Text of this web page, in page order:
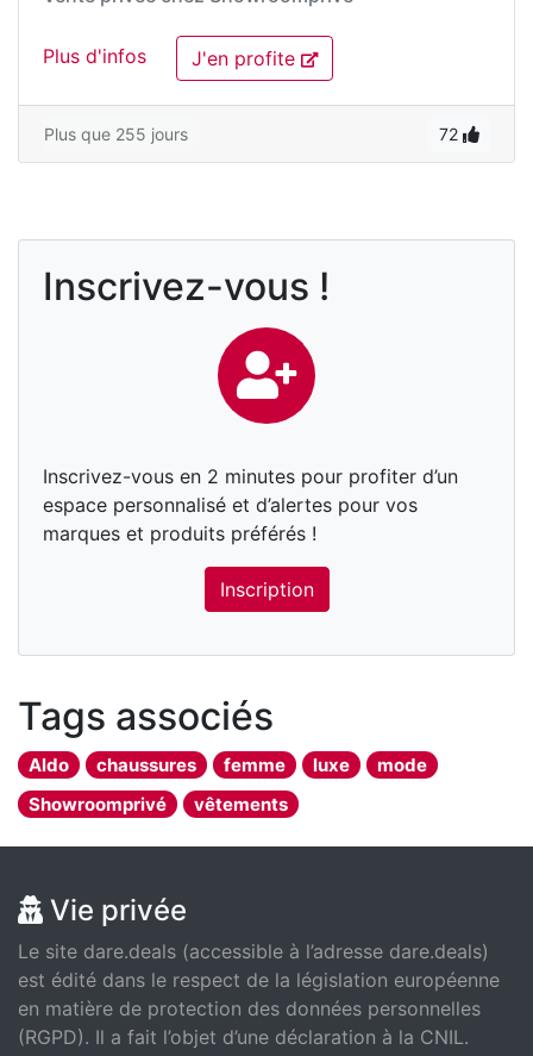
Plus d'infos J'en profite
Plus que 255 jours 72
Inscrivez-vous !
Inscrivez-vous en 2 minutes pour profiter d’un
espace personnalisé et d’alertes pour vos
marques et produits préférés !
Inscription
Tags associés
Aldo chaussures femme luxe
mode
Showroomprivé
vêtements
Vie privée
Le site dare.deals (accessible à l’adresse dare.deals)
est édité dans le respect de la législation européenne
en matière de protection des données personnelles
(RGPD). Il a fait l’objet d’une déclaration à la CNIL.